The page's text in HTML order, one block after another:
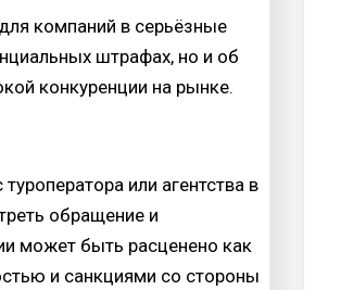
компаний в серьёзные
штрафах, но и об
конкуренции на рынке.
или агентства в
обращение и
может быть расценено как
и санкциями со стороны